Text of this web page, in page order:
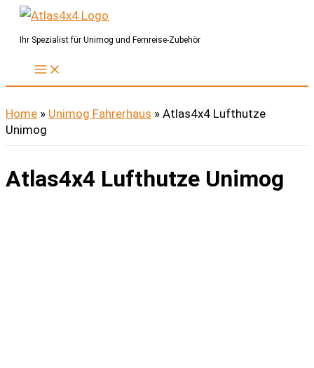
Zum
InhaltIhr Spezialist für Unimog und Fernreise-Zubehör
Home » Unimog Fahrerhaus » Atlas4x4 Lufthutze
Unimog
Atlas4x4 Lufthutze Unimog